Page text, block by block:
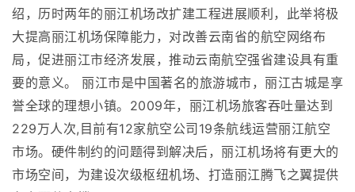
绍，历时两年的丽江机场改扩建工程进展顺利，此举将极
大提高丽江机场保障能力，对改善云南省的航空网络布
局，促进丽江市经济发展，推动云南航空强省建设具有重
要的意义。 丽江市是中国著名的旅游城市，丽江古城是享
誉全球的理想小镇。2009年，丽江机场旅客吞吐量达到
229万人次,目前有12家航空公司19条航线运营丽江航空
市场。硬件制约的问题得到解决后，丽江机场将有更大的
市场空间，为建设次级枢纽机场、打造丽江腾飞之翼提供